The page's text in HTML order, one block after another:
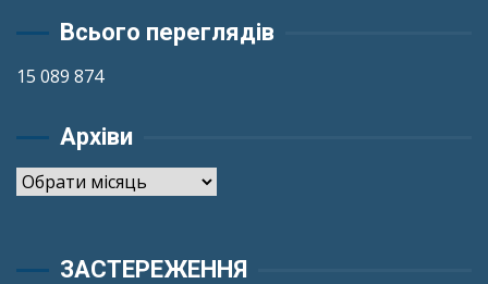
Всього переглядів
15 089 874
Архіви
Архіви
ЗАСТЕРЕЖЕННЯ